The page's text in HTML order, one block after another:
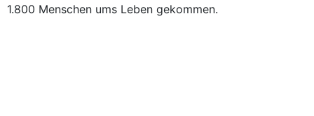
1.800 Menschen ums Leben gekommen.